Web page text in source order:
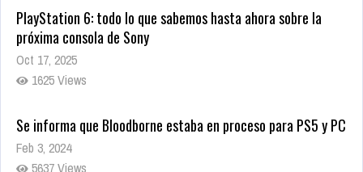
PlayStation 6: todo lo que sabemos hasta ahora sobre la
próxima consola de Sony
Oct 17, 2025
1625 Views
Se informa que Bloodborne estaba en proceso para PS5 y PC
Feb 3, 2024
5637 Views